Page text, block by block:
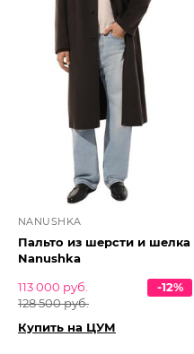
NANUSHKA
Пальто из шерсти и шелка
Nanushka
113 000 руб.
128 500 руб.
-12%
Купить на ЦУМ